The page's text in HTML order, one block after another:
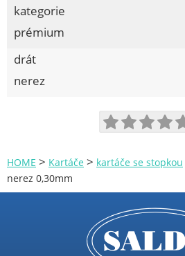
kategorie
prémium
drát
nerez
HOME > Kartáče > kartáče se stopkou
nerez 0,30mm